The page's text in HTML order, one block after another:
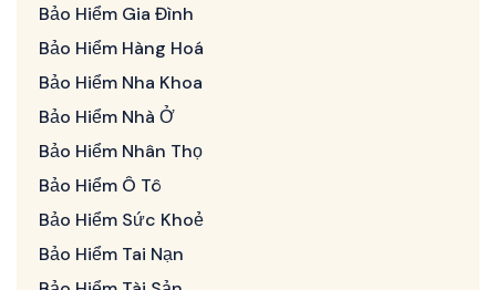
Bảo Hiểm Gia Đình
Bảo Hiểm Hàng Hoá
Bảo Hiểm Nha Khoa
Bảo Hiểm Nhà Ở
Bảo Hiểm Nhân Thọ
Bảo Hiểm Ô Tô
Bảo Hiểm Sức Khoẻ
Bảo Hiểm Tai Nạn